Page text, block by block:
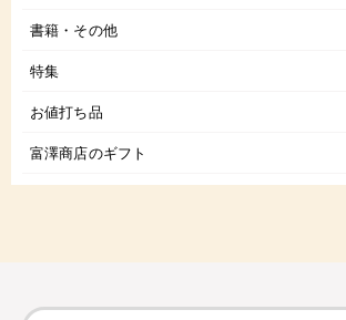
書籍・その他
特集
お値打ち品
富澤商店のギフト